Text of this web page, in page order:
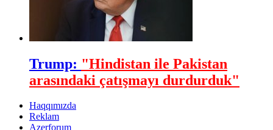
Trump: "Hindistan ile Pakistan
arasındaki çatışmayı durdurduk"
Haqqımızda
Reklam
Azerforum